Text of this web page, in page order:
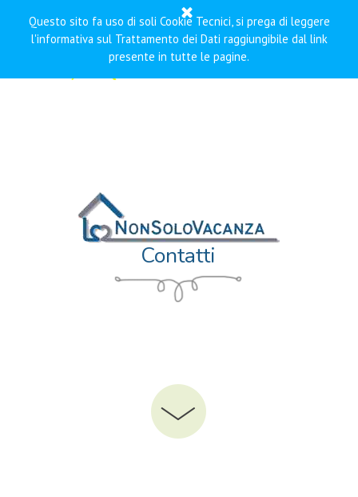
Questo sito fa uso di soli Cookie Tecnici, si prega di leggere
l'informativa sul Trattamento dei Dati raggiungibile dal link
presente in tutte le pagine.
Salta menù
Contatti